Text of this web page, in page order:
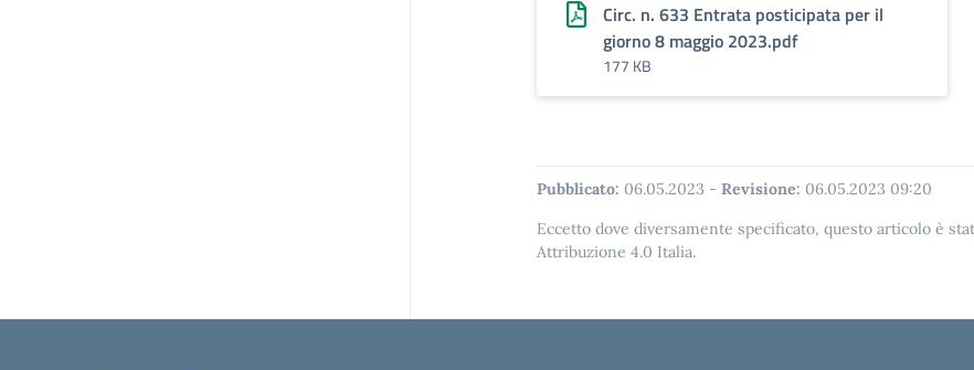
Circ. n. 633 Entrata posticipata per il
giorno 8 maggio 2023.pdf
177 KB
Pubblicato: 06.05.2023 - Revisione: 06.05.2023 09:20
Eccetto dove diversamente specificato, questo articolo è
Attribuzione 4.0 Italia.